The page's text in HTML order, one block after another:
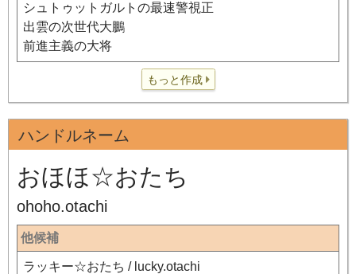
シュトゥットガルトの最速警視正
出雲の次世代大鵬
前進主義の大将
もっと作成
ハンドルネーム
おほほ☆おたち
ohoho.otachi
他候補
ラッキー☆おたち / lucky.otachi